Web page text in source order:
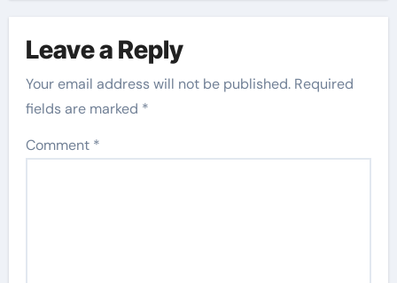
Leave a Reply
Your email address will not be published. Required
fields are marked *
Comment *